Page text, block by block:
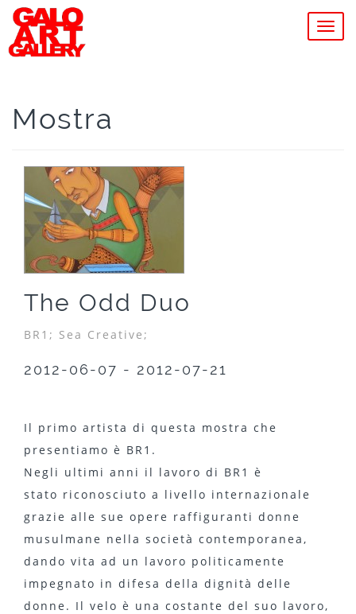
Mostra
The Odd Duo
BR1; Sea Creative;
2012-06-07 - 2012-07-21
Il primo artista di questa mostra che
presentiamo è BR1.
Negli ultimi anni il lavoro di BR1 è
stato riconosciuto a livello internazionale
grazie alle sue opere raffiguranti donne
musulmane nella società contemporanea,
dando vita ad un lavoro politicamente
impegnato in difesa della dignità delle
donne. Il velo è una costante del suo lavoro,